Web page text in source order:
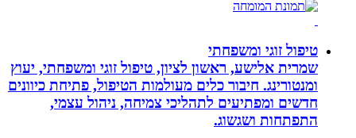
טיפול זוגי ומשפחתי
שמרית אלישע, ראשון לציון, טיפול זוגי ומשפחתי, יעוץ
ומנטורינג. חיבור כלים מעולמות הטיפול, פתיחת כיוונים
חדשים ומפתיעים לתהליכי צמיחה, ניהול עצמי,
התפתחות ושגשוג.